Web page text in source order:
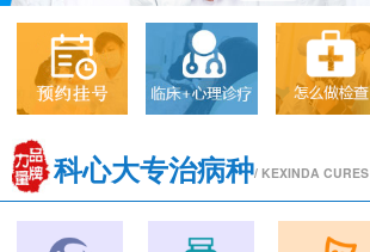
科心大专治病种/ KEXINDA CURES